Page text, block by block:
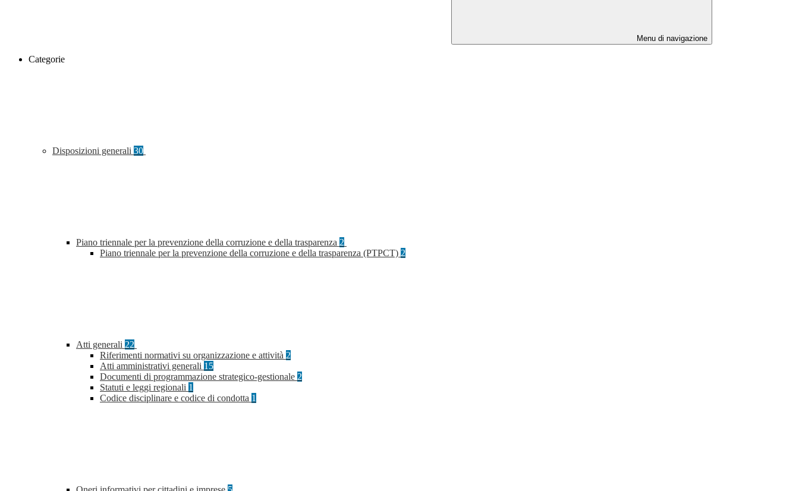
Menu di navigazione
Categorie
Disposizioni generali 30
Piano triennale per la prevenzione della corruzione e della trasparenza 2
Piano triennale per la prevenzione della corruzione e della trasparenza (PTPCT) 2
Atti generali 22
Riferimenti normativi su organizzazione e attività 2
Atti amministrativi generali 15
Documenti di programmazione strategico-gestionale 2
Statuti e leggi regionali 1
Codice disciplinare e codice di condotta 1